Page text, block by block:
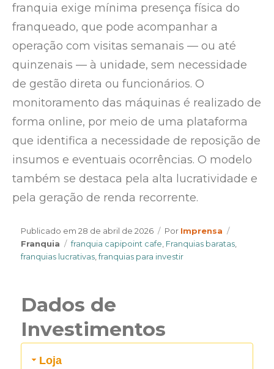
franquia exige mínima presença física do
franqueado, que pode acompanhar a
operação com visitas semanais — ou até
quinzenais — à unidade, sem necessidade
de gestão direta ou funcionários. O
monitoramento das máquinas é realizado de
forma online, por meio de uma plataforma
que identifica a necessidade de reposição de
insumos e eventuais ocorrências. O modelo
também se destaca pela alta lucratividade e
pela geração de renda recorrente.
Publicado em28 de abril de 2026 Por Author
Imprensa
Franquia
Tags
franquia capipoint cafe Franquias baratas
franquias lucrativas ,franquias para investir
Dados de
Investimentos
Loja